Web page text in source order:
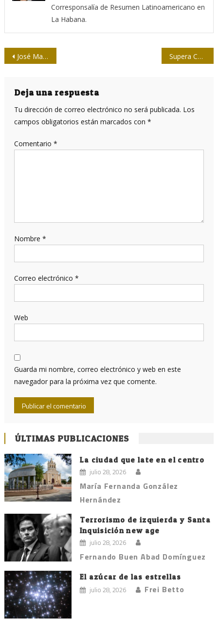
Corresponsalía de Resumen Latinoamericano en
La Habana.
Navegación
entradas
José Martí: misterio, realidad y deuda Supera Cuba los 34 millones de dosis anti-COVID-19 administradas
Deja una respuesta
Tu dirección de correo electrónico no será publicada. Los
campos obligatorios están marcados con *
Comentario *
Nombre *
Correo electrónico *
Web
Guarda mi nombre, correo electrónico y web en este
navegador para la próxima vez que comente.
ÚLTIMAS PUBLICACIONES
La ciudad que late en el centro
julio 28, 2026
María Fernanda González
Hernández
Terrorismo de izquierda y Santa
Inquisición new age
julio 28, 2026
Fernando Buen Abad Domínguez
El azúcar de las estrellas
julio 28, 2026 Frei Betto